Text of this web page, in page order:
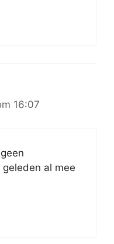
16:07
al mee